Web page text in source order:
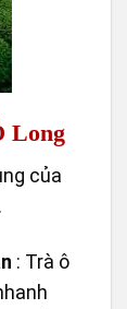
Long
của
: Trà ô